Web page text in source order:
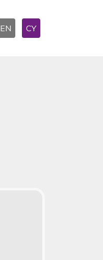
EN CY